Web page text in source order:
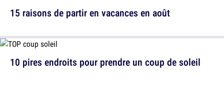
15 raisons de partir en vacances en août
10 pires endroits pour prendre un coup de soleil